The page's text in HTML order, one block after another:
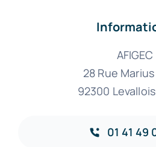
AFIGEC
28 Rue
92300
01 41 49